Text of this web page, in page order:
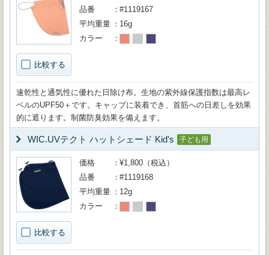
比較する
品番
#1119167
平均重量
16g
カラー
速乾性と通気性に優れた日除け布。生地の紫外線保護指数は最高レ
ベルのUPF50＋です。キャップに装着でき、首筋への日差しを効果
的に遮ります。制菌防臭効果を備えます。
WIC.UVテクト ハットシェード Kid's 子ども用
比較する
価格
¥1,800（税込）
品番
#1119168
平均重量
12g
カラー